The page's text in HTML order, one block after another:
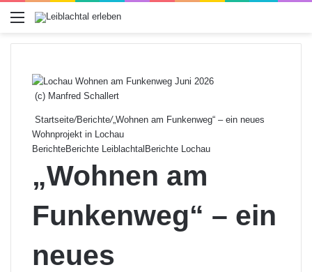
Menü
(c) Manfred Schallert
Startseite/Berichte/„Wohnen am Funkenweg“ – ein neues
Wohnprojekt in Lochau
BerichteBerichte Leiblachtal Berichte Lochau
„Wohnen am
Funkenweg“ – ein
neues